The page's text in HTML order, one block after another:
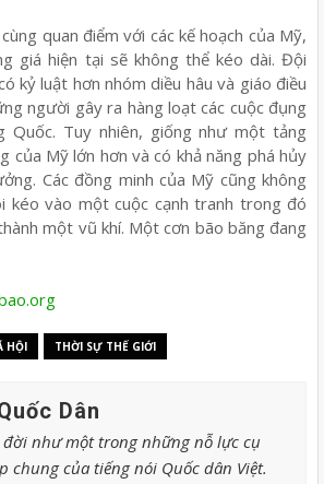
quan điểm với các kế hoạch của Mỹ,
giá hiện tại sẽ không thể kéo dài. Đội
kỷ luật hơn nhóm diều hâu và giáo điều
người gây ra hàng loạt các cuộc đụng
Quốc. Tuy nhiên, giống như một tảng
của Mỹ lớn hơn và có khả năng phá hủy
Các đồng minh của Mỹ cũng không
kéo vào một cuộc cạnh tranh trong đó
một vũ khí. Một cơn bão băng đang
HỘI THỜI SỰ THẾ GIỚI
Dân
như một trong những nỗ lực cụ
chung của tiếng nói Quốc dân Việt.